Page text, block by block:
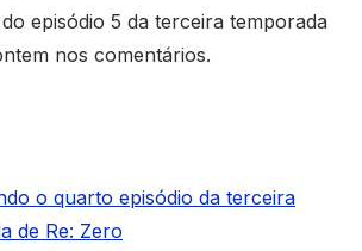
episódio 5 da terceira temporada
nos comentários.
o quarto episódio da terceira
de Re: Zero